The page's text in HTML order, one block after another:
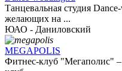
Танцевальная студия
желающих на ...
ЮАО - Даниловский
MEGAPOLIS
Фитнес-клуб "Мегаполис"